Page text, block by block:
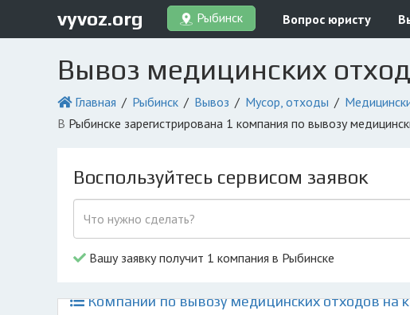
vyvoz.org Рыбинск Вопрос юристу
Вывоз медицинских
Главная Рыбинск Вывоз Мусор, отходы
в Рыбинске зарегистрирована 1 компания по вывозу
Воспользуйтесь сервисом заявок
Вашу заявку получит 1 компания в Рыбинске
Компании по вывозу медицинских отходов на